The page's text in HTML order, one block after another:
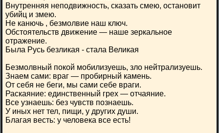
Внутренняя неподвижность, сказать смею, остановит
убийц и змею.
Не канючь , безмолвие наш ключ.
Обстоятельств движение — наше зеркальное
отражение.
Была Русь безликая - стала Великая
Безмолвный покой мобилизуешь, зло нейтрализуешь.
Знаем сами: враг — пробирный камень.
От себя не беги, мы сами себе враги.
Раскаяние: единственный грех — отчаяние.
Все узнаешь: без чувств познаешь.
У иных нет тел, пищи, у других души.
Благая весть: у человека все есть!